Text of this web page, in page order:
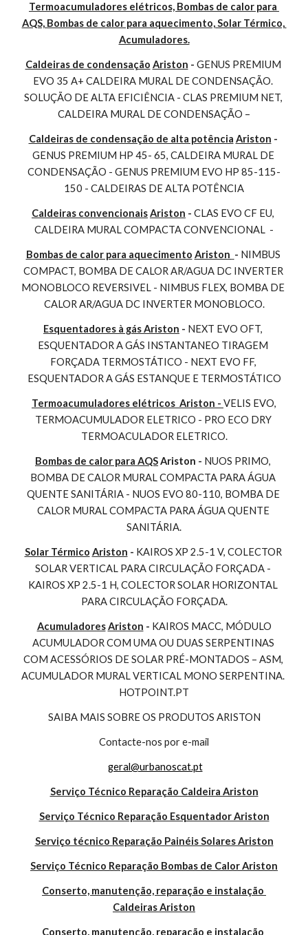
Termoacumuladores elétricos, Bombas de calor para
AQS, Bombas de calor para aquecimento, Solar Térmico,
Acumuladores.
Caldeiras de condensação Ariston - GENUS PREMIUM
EVO 35 A+ CALDEIRA MURAL DE CONDENSAÇÃO.
SOLUÇÃO DE ALTA EFICIÊNCIA - CLAS PREMIUM NET,
CALDEIRA MURAL DE CONDENSAÇÃO –
Caldeiras de condensação de alta potência Ariston
GENUS PREMIUM HP 45- 65, CALDEIRA MURAL DE
CONDENSAÇÃO - GENUS PREMIUM EVO HP 85-115-
150 - CALDEIRAS DE ALTA POTÊNCIA
Caldeiras convencionaisAriston - CLAS EVO CF EU,
CALDEIRA MURAL COMPACTA CONVENCIONAL  -
Bombas de calor para aquecimento Ariston - NIMBUS
COMPACT, BOMBA DE CALOR AR/AGUA DC INVERTER
MONOBLOCO REVERSIVEL - NIMBUS FLEX, BOMBA DE
CALOR AR/AGUA DC INVERTER MONOBLOCO.
Esquentadores à gás Ariston - NEXT EVO OFT,
ESQUENTADOR A GÁS INSTANTANEO TIRAGEM
FORÇADA TERMOSTÁTICO - NEXT EVO FF,
ESQUENTADOR A GÁS ESTANQUE E TERMOSTÁTICO
Termoacumuladores elétricos  Ariston - VELIS EVO,
TERMOACUMULADOR ELETRICO - PRO ECO DRY
TERMOACULADOR ELETRICO.
Bombas de calor para AQS Ariston - NUOS PRIMO,
BOMBA DE CALOR MURAL COMPACTA PARA ÁGUA
QUENTE SANITÁRIA - NUOS EVO 80-110, BOMBA DE
CALOR MURAL COMPACTA PARA ÁGUA QUENTE
SANITÁRIA.
Solar Térmico Ariston - KAIROS XP 2.5-1 V, COLECTOR
SOLAR VERTICAL PARA CIRCULAÇÃO FORÇADA -
KAIROS XP 2.5-1 H, COLECTOR SOLAR HORIZONTAL
PARA CIRCULAÇÃO FORÇADA.
Acumuladores Ariston - KAIROS MACC, MÓDULO
ACUMULADOR COM UMA OU DUAS SERPENTINAS
COM ACESSÓRIOS DE SOLAR PRÉ-MONTADOS – ASM,
ACUMULADOR MURAL VERTICAL MONO SERPENTINA.
HOTPOINT.PT
SAIBA MAIS SOBRE OS PRODUTOS ARISTON
Contacte-nos por e-mail
geral@urbanoscat.pt
Serviço Técnico Reparação Caldeira Ariston
Serviço Técnico Reparação Esquentador Ariston
Serviço técnico Reparação Painéis Solares Ariston
Serviço Técnico Reparação Bombas de Calor Ariston
Conserto, manutenção, reparação e instalação
Caldeiras Ariston
Conserto, manutenção, reparação e instalação